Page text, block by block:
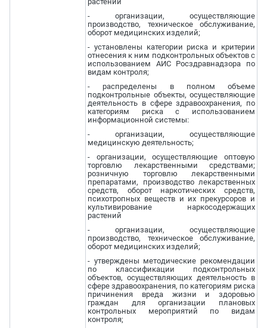
- организации, осуществляющие
производство, техническое обслуживание,
оборот медицинских изделий;
- установлены категории риска и критерии
отнесения к ним подконтрольных объектов с
использованием АИС Росздравнадзора по
видам контроля;
- распределены в полном объеме
подконтрольные объекты, осуществляющие
деятельность в сфере здравоохранения, по
категориям риска с использованием
информационной системы:
- организации, осуществляющие
медицинскую деятельность;
- организации, осуществляющие оптовую
торговлю лекарственными средствами;
розничную торговлю лекарственными
препаратами, производство лекарственных
средств, оборот наркотических средств,
психотропных веществ и их прекурсоров и
культивирование наркосодержащих
растений
- организации, осуществляющие
производство, техническое обслуживание,
оборот медицинских изделий;
- утверждены методические рекомендации
по классификации подконтрольных
объектов, осуществляющих деятельность в
сфере здравоохранения, по категориям риска
причинения вреда жизни и здоровью
граждан для организации плановых
контрольных мероприятий по видам
контроля;